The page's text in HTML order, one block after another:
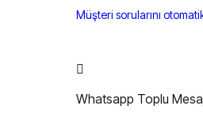
Müşteri sorularını
Whatsapp Toplu